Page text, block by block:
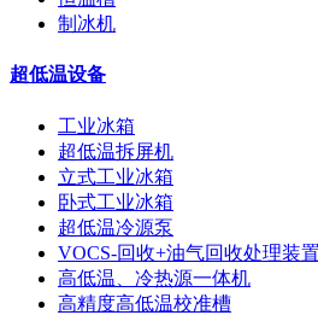
制冰机
超低温设备
工业冰箱
超低温拆屏机
立式工业冰箱
卧式工业冰箱
超低温冷源泵
VOCS-回收+油气回收处理装置
高低温、冷热源一体机
高精度高低温校准槽